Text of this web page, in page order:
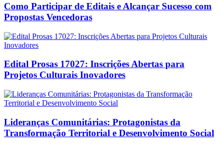
Como Participar de Editais e Alcançar Sucesso com
Propostas Vencedoras
Edital Prosas 17027: Inscrições Abertas para
Projetos Culturais Inovadores
Lideranças Comunitárias: Protagonistas da
Transformação Territorial e Desenvolvimento Social